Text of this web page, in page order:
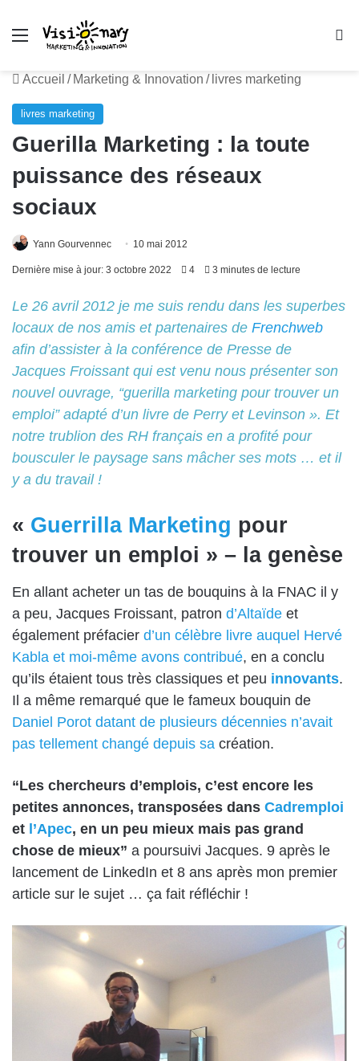
Menu
Accueil / Marketing & Innovation / livres marketing
livres marketing
Guerilla Marketing : la toute
puissance des réseaux
sociaux
Yann Gourvennec 10 mai 2012
Dernière mise à jour: 3 octobre 2022 4 3 minutes de lecture
Le 26 avril 2012 je me suis rendu dans les superbes
locaux de nos amis et partenaires de Frenchweb
afin d’assister à la conférence de Presse de
Jacques Froissant qui est venu nous présenter son
nouvel ouvrage, “guerilla marketing pour trouver un
emploi” adapté d’un livre de Perry et Levinson ». Et
notre trublion des RH français en a profité pour
bousculer le paysage sans mâcher ses mots … et il
y a du travail !
« Guerrilla Marketing pour
trouver un emploi » – la genèse
En allant acheter un tas de bouquins à la FNAC il y
a peu, Jacques Froissant, patron d’Altaïde et
également préfacier d’un célèbre livre auquel Hervé
Kabla et moi-même avons contribué, en a conclu
qu’ils étaient tous très classiques et peu innovants.
Il a même remarqué que le fameux bouquin de
Daniel Porot datant de plusieurs décennies n’avait
pas tellement changé depuis sa création.
“Les chercheurs d’emplois, c’est encore les
petites annonces, transposées dans Cadremploi
et l’Apec, en un peu mieux mais pas grand
chose de mieux” a poursuivi Jacques. 9 après le
lancement de LinkedIn et 8 ans après mon premier
article sur le sujet … ça fait réfléchir !